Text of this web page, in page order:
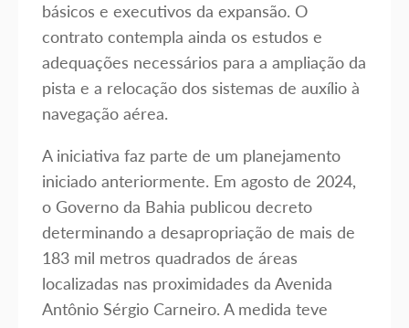
básicos e executivos da expansão. O
contrato contempla ainda os estudos e
adequações necessários para a ampliação da
pista e a relocação dos sistemas de auxílio à
navegação aérea.
A iniciativa faz parte de um planejamento
iniciado anteriormente. Em agosto de 2024,
o Governo da Bahia publicou decreto
determinando a desapropriação de mais de
183 mil metros quadrados de áreas
localizadas nas proximidades da Avenida
Antônio Sérgio Carneiro. A medida teve